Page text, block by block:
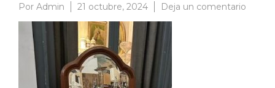
Por Admin 21 octubre, 2024 Deja un comentario